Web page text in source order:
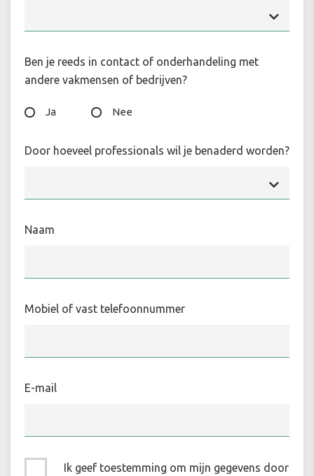
Ben je reeds in contact of onderhandeling met
andere vakmensen of bedrijven?
Ja Nee
Door hoeveel professionals wil je benaderd worden?
Naam
Mobiel of vast telefoonnummer
E-mail
Ik geef toestemming om mijn gegevens door